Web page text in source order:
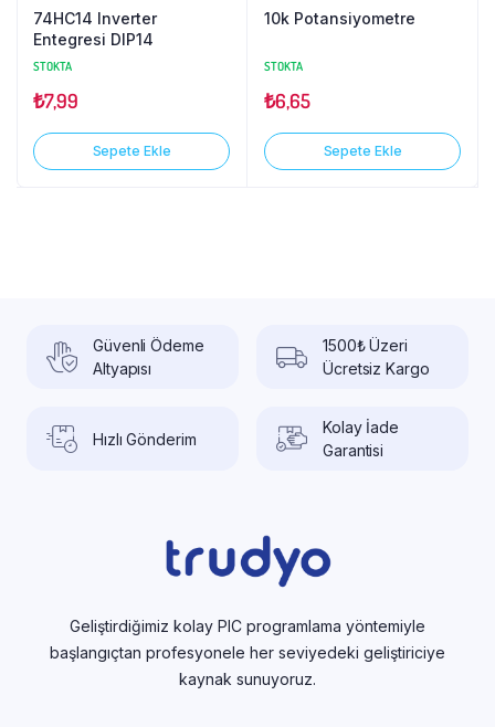
74HC14 Inverter
Entegresi DIP14
STOKTA
₺7,99
Sepete Ekle
10k Potansiyometre
STOKTA
₺6,65
Sepete Ekle
Güvenli Ödeme
Altyapısı
1500₺ Üzeri
Ücretsiz Kargo
Hızlı Gönderim
Kolay İade
Garantisi
Geliştirdiğimiz kolay PIC programlama yöntemiyle
başlangıçtan profesyonele her seviyedeki geliştiriciye
kaynak sunuyoruz.